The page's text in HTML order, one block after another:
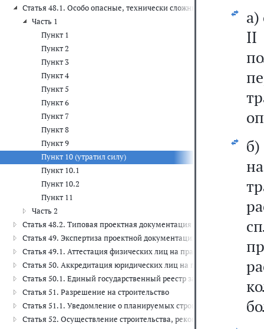
Статья 48.1. Особо опасные, технически сложные и уникальные
Часть 1
Пункт 1
Пункт 2
Пункт 3
Пункт 4
Пункт 5
Пункт 6
Пункт 7
Пункт 8
Пункт 9
Пункт 10 (утратил силу)
Пункт 10.1
Пункт 10.2
Пункт 11
Часть 2
Статья 48.2. Типовая проектная документация
Статья 49. Экспертиза проектной документации и результатов
Статья 49.1. Аттестация физических лиц на право подготовки
Статья 50. Аккредитация юридических лиц на право проведения
Статья 50.1. Единый государственный реестр заключений
Статья 51. Разрешение на строительство
Статья 51.1. Уведомление о планируемых строительстве или
Статья 52. Осуществление строительства, реконструкции,
II